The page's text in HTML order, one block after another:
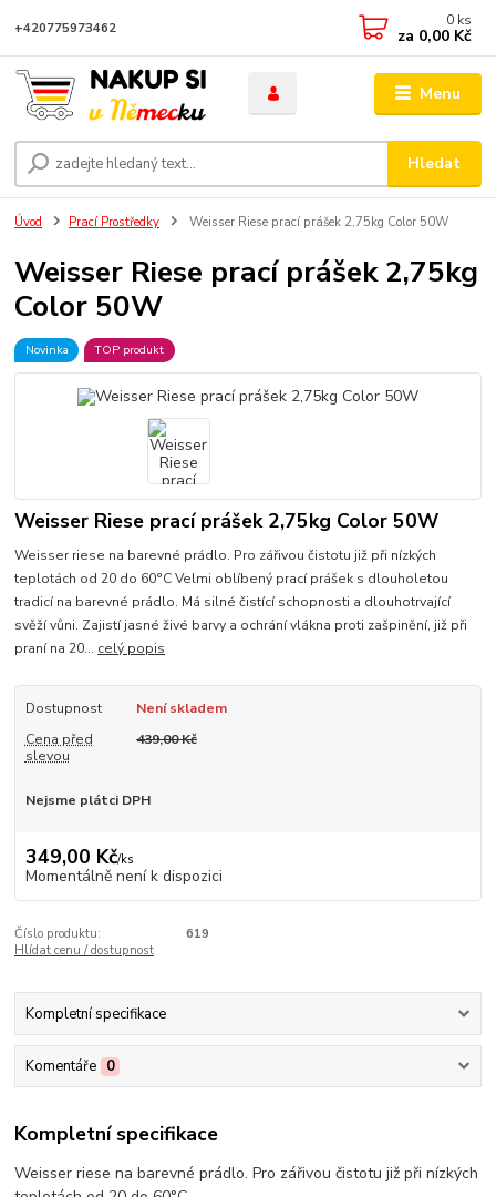
Menu
Hledat
+420775973462 0 ks
za 0,00 Kč
Úvod Prací Prostředky Weisser Riese prací prášek 2,75kg Color 50W
Weisser Riese prací prášek 2,75kg
Color 50W
Novinka TOP produkt
Weisser Riese prací prášek 2,75kg Color 50W
Weisser riese na barevné prádlo. Pro zářivou čistotu již při nízkých
teplotách od 20 do 60°C Velmi oblíbený prací prášek s dlouholetou
tradicí na barevné prádlo. Má silné čistící schopnosti a dlouhotrvající
svěží vůni. Zajistí jasné živé barvy a ochrání vlákna proti zašpinění, již při
praní na 20... celý popis
Dostupnost
Není skladem
Cena před
slevou
439,00 Kč
Nejsme plátci DPH
349,00 Kč/ks
Momentálně není k dispozici
Číslo produktu:
619
Hlídat cenu / dostupnost
Kompletní specifikace
Komentáře 0
Kompletní specifikace
Weisser riese na barevné prádlo. Pro zářivou čistotu již při nízkých